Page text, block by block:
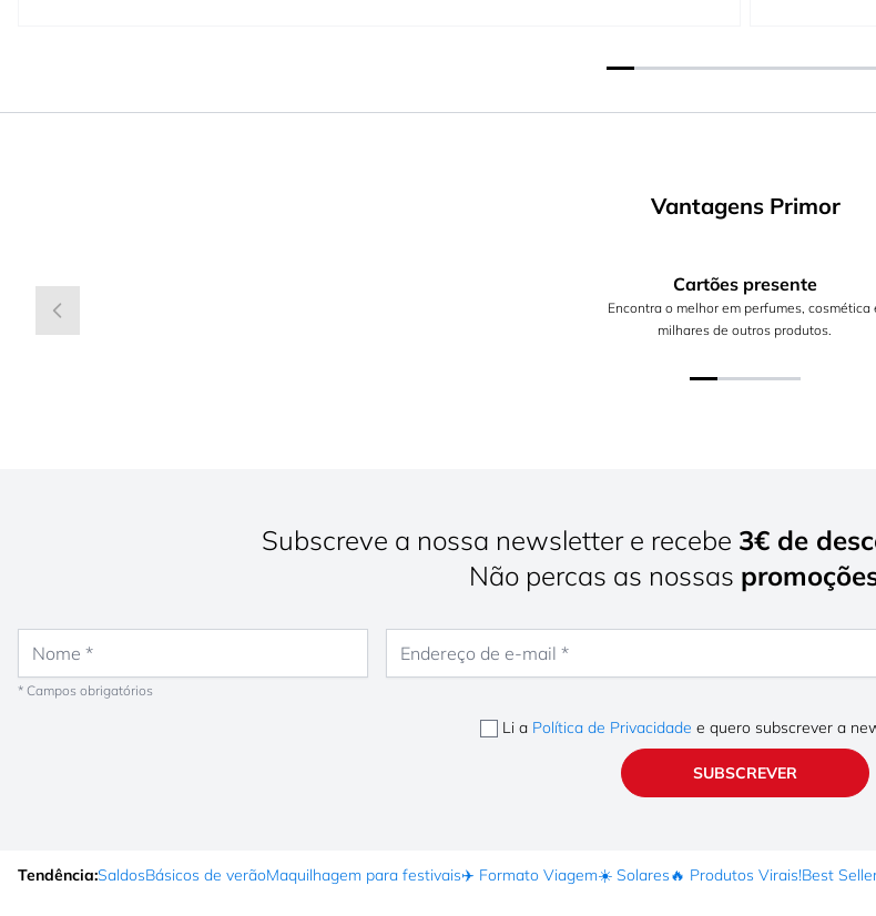
Vantagens Primor
Cartões presente
Encontra o melhor em perfumes, cosmética
milhares de outros produtos.
Subscreve a nossa newsletter e recebe 3€ de
Não percas as nossas
* Campos obrigatórios
Li a Política de Privacidade e quero subscrever a
SUBSCREVER
Tendência:SaldosBásicos de verãoMaquilhagem para festivais✈️ Formato Viagem☀️ Solares🔥 Produtos Virais!Best